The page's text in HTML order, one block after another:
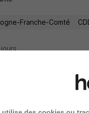
Franche-Comté
Super recruteur